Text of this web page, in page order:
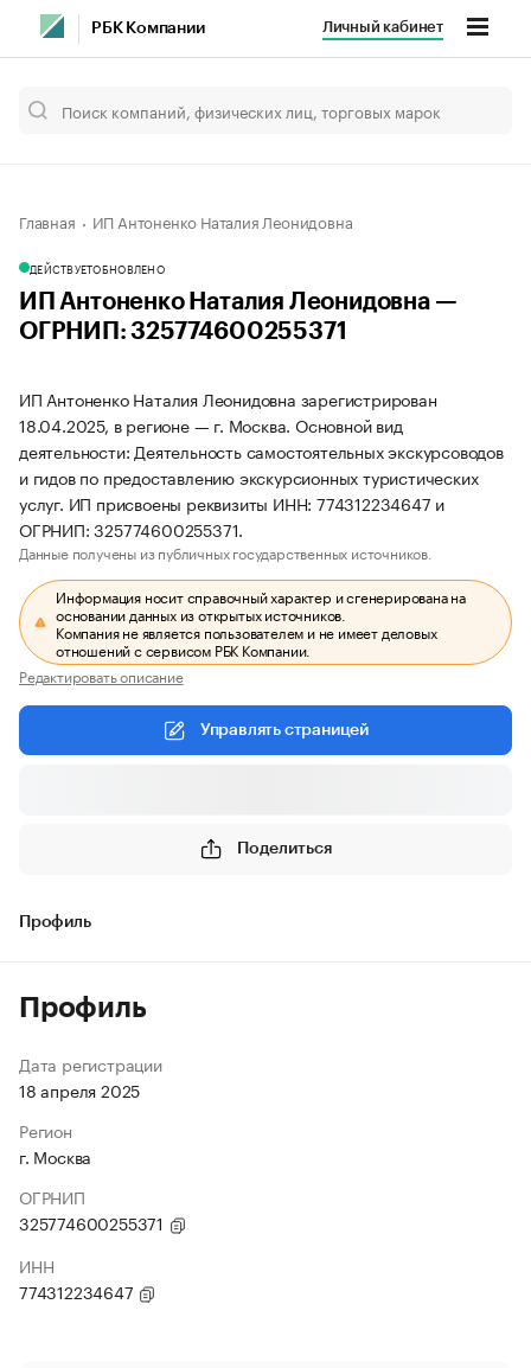
РБК Компании Личный кабинет
Главная ИП Антоненко Наталия Леонидовна
ДЕЙСТВУЕТОБНОВЛЕНО
ИП Антоненко Наталия Леонидовна —
ОГРНИП: 325774600255371
ИП Антоненко Наталия Леонидовна зарегистрирован
18.04.2025, в регионе — г. Москва. Основной вид
деятельности: Деятельность самостоятельных экскурсоводов
и гидов по предоставлению экскурсионных туристических
услуг. ИП присвоены реквизиты ИНН: 774312234647 и
ОГРНИП: 325774600255371.
Данные получены из публичных государственных источников.
Информация носит справочный характер и сгенерирована на
основании данных из открытых источников.
Компания не является пользователем и не имеет деловых
отношений с сервисом РБК Компании.
Редактировать описание
Управлять страницей
Поделиться
Профиль
Профиль
Дата регистрации
18 апреля 2025
Регион
г. Москва
ОГРНИП
325774600255371
ИНН
774312234647